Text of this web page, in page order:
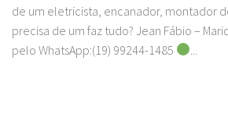
de um eletricista, encanador, montador
precisa de um faz tudo? Jean Fábio –
pelo WhatsApp:(19) 99244-1485